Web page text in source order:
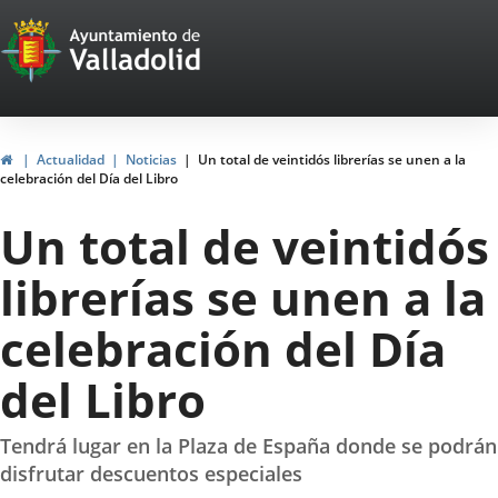
Portal
Web
del
Ayuntamiento
de
Valladolid
HomeActualidad Noticias
Un total de veintidós librerías se unen a la
celebración del Día del Libro
Un total de veintidós
librerías se unen a la
celebración del Día
del Libro
Tendrá lugar en la Plaza de España donde se podrán
disfrutar descuentos especiales